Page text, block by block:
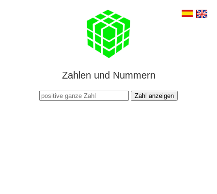
Zahlen und Nummern
Zahl anzeigen